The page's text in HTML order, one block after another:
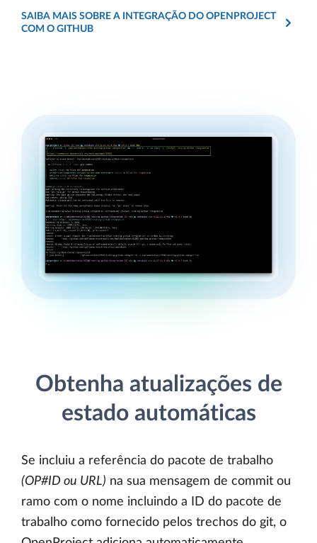
SAIBA MAIS SOBRE A INTEGRAÇÃO DO OPENPROJECT
COM O GITHUB
Obtenha atualizações de
estado automáticas
Se incluiu a referência do pacote de trabalho
(OP#ID ou URL) na sua mensagem de commit ou
ramo com o nome incluindo a ID do pacote de
trabalho como fornecido pelos trechos do git, o